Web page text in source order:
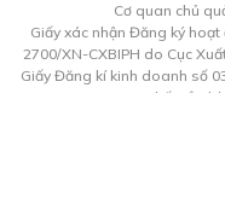
Cơ quan chủ
Giấy xác nhận Đăng ký
2700/XN-CXBIPH do Cục
Giấy Đăng kí kinh doanh số
phố Hồ